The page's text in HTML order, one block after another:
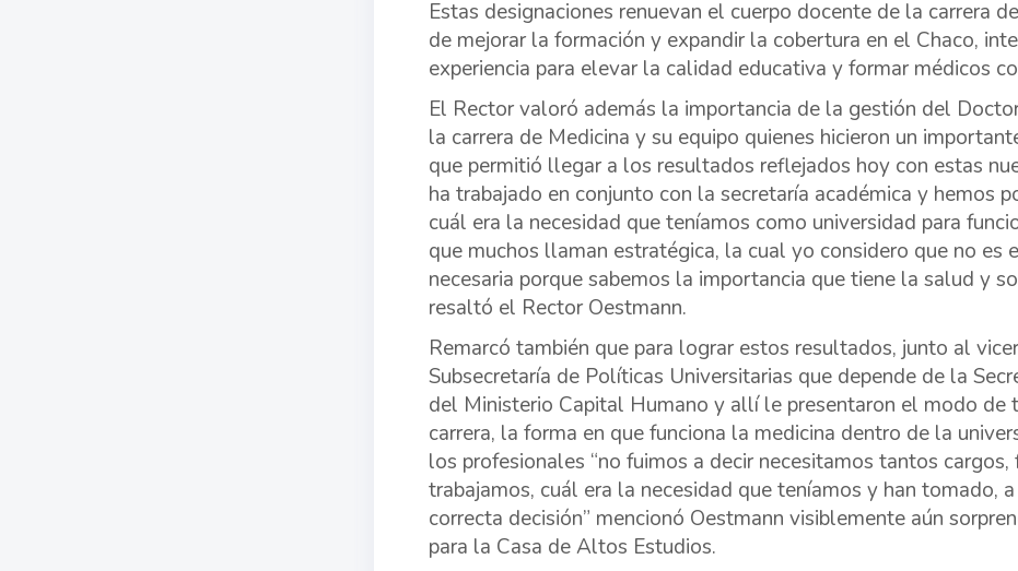
Estas designaciones renuevan el cuerpo docente de la carrera
de mejorar la formación y expandir la cobertura en el Chaco,
experiencia para elevar la calidad educativa y formar médicos
El Rector valoró además la importancia de la gestión del
la carrera de Medicina y su equipo quienes hicieron un
que permitió llegar a los resultados reflejados hoy con estas
ha trabajado en conjunto con la secretaría académica y hemos
cuál era la necesidad que teníamos como universidad para
que muchos llaman estratégica, la cual yo considero que no es
necesaria porque sabemos la importancia que tiene la salud y
resaltó el Rector Oestmann.
Remarcó también que para lograr estos resultados, junto al
Subsecretaría de Políticas Universitarias que depende de la
del Ministerio Capital Humano y allí le presentaron el modo de
carrera, la forma en que funciona la medicina dentro de la
los profesionales “no fuimos a decir necesitamos tantos
trabajamos, cuál era la necesidad que teníamos y han tomado,
correcta decisión” mencionó Oestmann visiblemente aún
para la Casa de Altos Estudios.